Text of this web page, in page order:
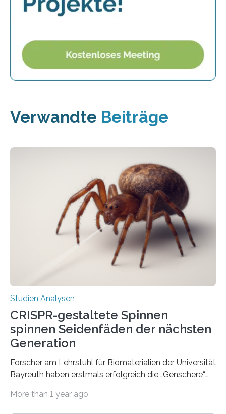
Verwandte Beiträge
Studien Analysen
CRISPR-gestaltete Spinnen
spinnen Seidenfäden der nächsten
Generation
Forscher am Lehrstuhl für Biomaterialien der Universität
Bayreuth haben erstmals erfolgreich die „Genschere“
produzierten nach der Gen-Editierung rot
More than 1 year ago